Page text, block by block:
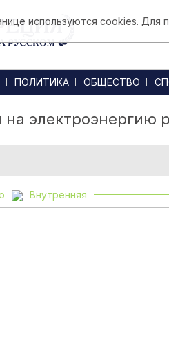
ПОЛИТИКА ОБЩЕСТВО
электроэнергию
Внутренняя
используются cookies. Для